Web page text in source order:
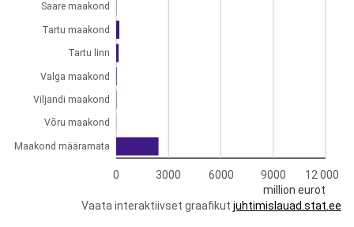
0 3000 6000 9000
12 000
million eurot
Saare maakond
Tartu maakond
Tartu linn
Valga maakond
Viljandi maakond
Võru maakond
Maakond määramata
Vaata interaktiivset graafikut juhtimislauad.stat.ee